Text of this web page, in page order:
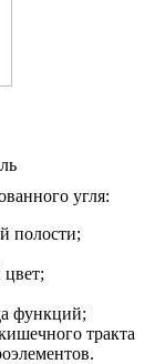
угля:
полости;
функций;
тракта